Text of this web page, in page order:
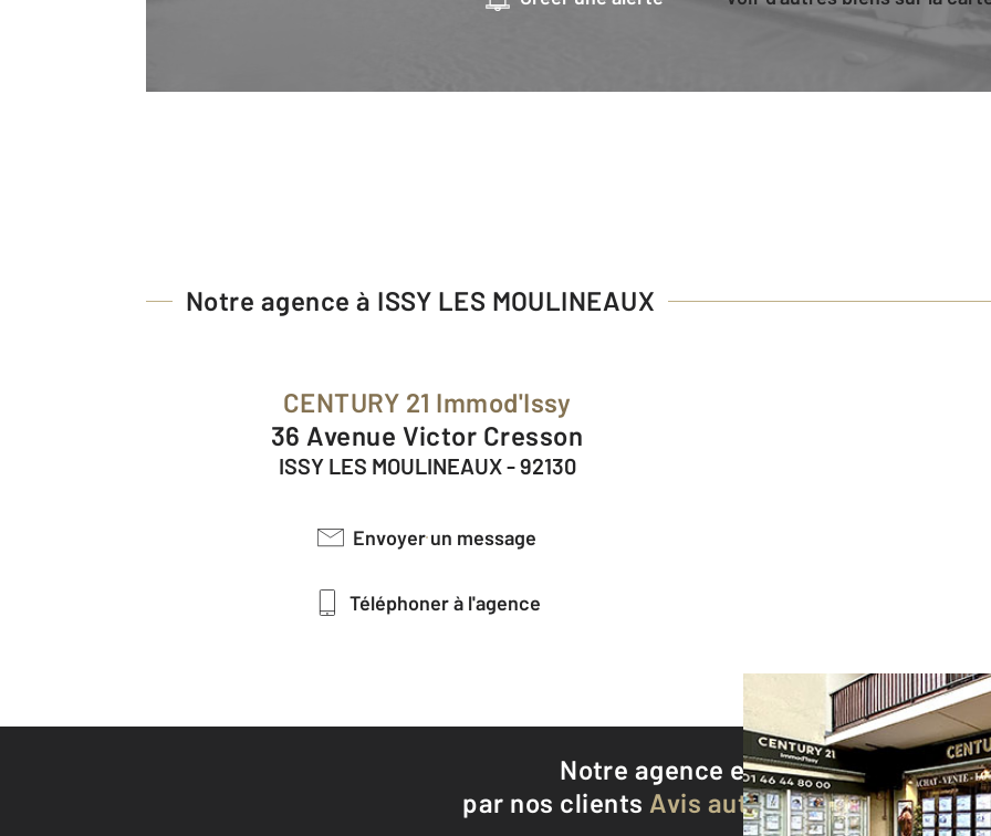
Notre agence à ISSY LES MOULINEAUX
CENTURY 21 Immod'Issy
36 Avenue Victor Cresson
ISSY LES MOULINEAUX - 92130
Envoyer un message
Téléphoner à l'agence
Notre agence est notée9,3/10
par nos clients Avis authentifiés par